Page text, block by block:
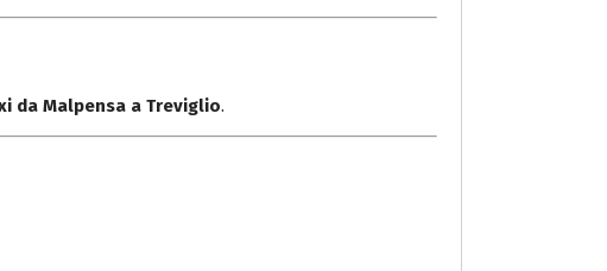
da Malpensa a Treviglio.